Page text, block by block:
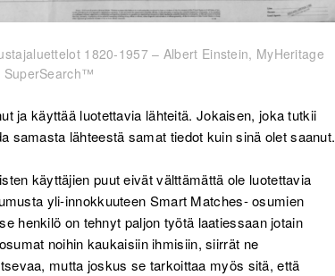
1820-1957 – Albert Einstein, MyHeritage
SuperSearch™
ja käyttää luotettavia lähteitä. Jokaisen, joka tutkii
samasta lähteestä samat tiedot kuin sinä olet saanut.
käyttäjien puut eivät välttämättä ole luotettavia
yli-innokkuuteen Smart Matches- osumien
henkilö on tehnyt paljon työtä laatiessaan jotain
noihin kaukaisiin ihmisiin, siirrät ne
mutta joskus se tarkoittaa myös sitä, että